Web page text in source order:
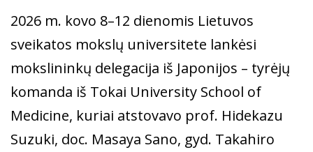
2026 m. kovo 8–12 dienomis Lietuvos
sveikatos mokslų universitete lankėsi
mokslininkų delegacija iš Japonijos – tyrėjų
komanda iš Tokai University School of
Medicine, kuriai atstovavo prof. Hidekazu
Suzuki, doc. Masaya Sano, gyd. Takahiro